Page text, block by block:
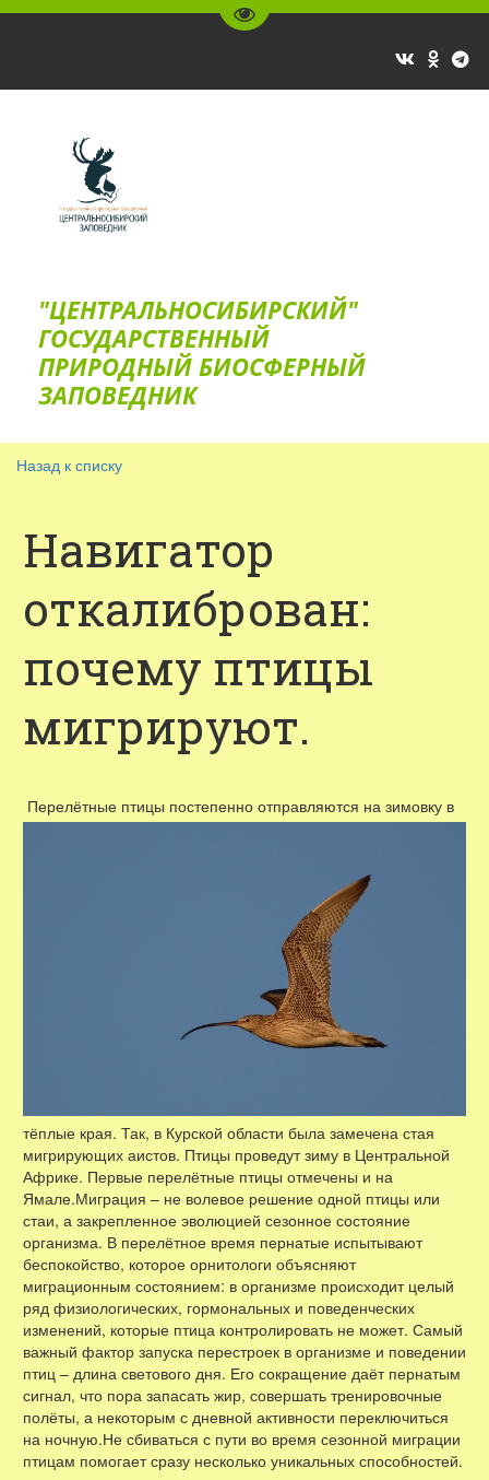
Перейти на версию для
"ЦЕНТРАЛЬНОСИБИРСКИЙ"
ГОС­УДАРСТВЕННЫЙ
ПРИРОДНЫЙ БИОСФЕРНЫЙ
ЗАПОВЕДНИК
Назад к списку
Навигатор
откалиброван:
почему птицы
мигрируют.
Перелётные птицы постепенно отправляются на зимовку в
тёплые края. Так, в Курской области была замечена стая
мигрирующих аистов. Птицы проведут зиму в Центральной
Африке. Первые перелётные птицы отмечены и на
Ямале.Миграция – не волевое решение одной птицы или
стаи, а закрепленное эволюцией сезонное состояние
организма. В перелётное время пернатые испытывают
беспокойство, которое орнитологи объясняют
миграционным состоянием: в организме происходит целый
ряд физиологических, гормональных и поведенческих
изменений, которые птица контролировать не может. Самый
важный фактор запуска перестроек в организме и поведении
птиц – длина светового дня. Его сокращение даёт пернатым
сигнал, что пора запасать жир, совершать тренировочные
полёты, а некоторым с дневной активности переключиться
на ночную.Не сбиваться с пути во время сезонной миграции
птицам помогает сразу несколько уникальных способностей.